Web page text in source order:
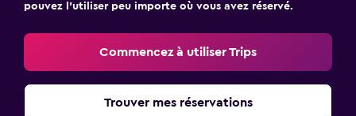
pouvez l’utiliser peu importe où vous avez réservé.
Commencez à utiliser Trips
Trouver mes réservations